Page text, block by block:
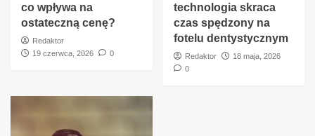
co wpływa na
ostateczną cenę?
Redaktor
19 czerwca, 2026
0
technologia skraca
czas spędzony na
fotelu dentystycznym
Redaktor
18 maja, 2026
0